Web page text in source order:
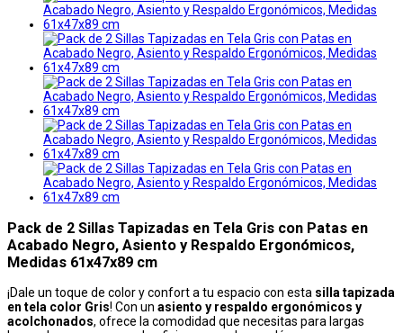
Pack de 2 Sillas Tapizadas en Tela Gris con Patas en
Acabado Negro, Asiento y Respaldo Ergonómicos,
Medidas 61x47x89 cm
¡Dale un toque de color y confort a tu espacio con esta silla tapizada
en tela color Gris! Con un asiento y respaldo ergonómicos y
acolchonados, ofrece la comodidad que necesitas para largas